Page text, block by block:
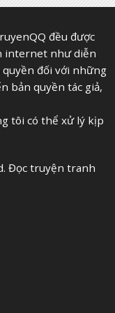
10 tháng trước
10 tháng trước
đều được
internet như diễn
đối với những
bản quyền tác giả,
tôi có thể xử lý kịp
Đọc truyện tranh